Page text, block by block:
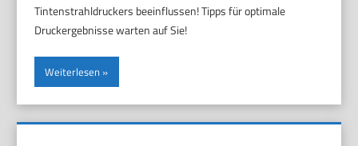
Tintenstrahldruckers beeinflussen! Tipps für optimale
Druckergebnisse warten auf Sie!
Weiterlesen